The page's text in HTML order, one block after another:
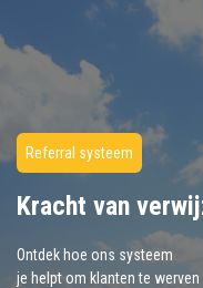
Referral systeem
Kracht van
Ontdek hoe ons systeem
je helpt om klanten te